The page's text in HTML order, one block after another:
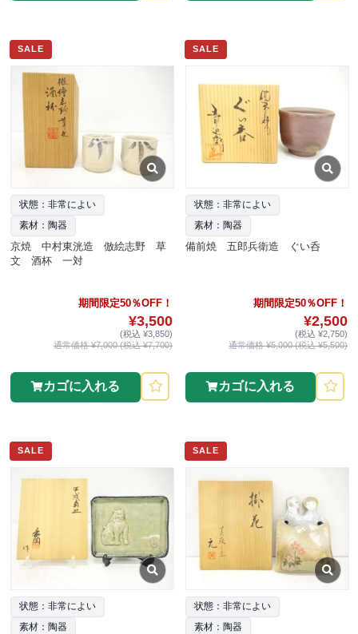
SALE
状態：非常によい
素材：陶器
京焼 中村東洸造 倣絵志野 草
文 酒杯 一対
期間限定50％OFF！
¥3,500
(税込 ¥3,850)
通常価格 ¥7,000 (税込 ¥7,700)
カゴに入れる
SALE
状態：非常によい
素材：陶器
備前焼 五郎兵衛造 ぐい呑
期間限定50％OFF！
¥2,500
(税込 ¥2,750)
通常価格 ¥5,000 (税込 ¥5,500)
カゴに入れる
SALE
状態：非常によい
素材：陶器
SALE
状態：非常によい
素材：陶器